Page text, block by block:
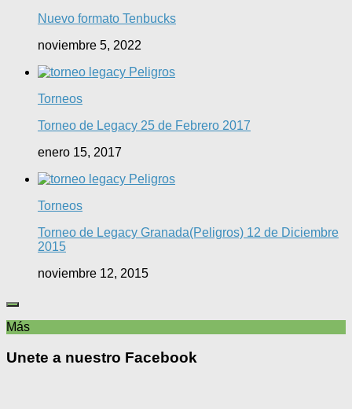
Nuevo formato Tenbucks
noviembre 5, 2022
Torneos
Torneo de Legacy 25 de Febrero 2017
enero 15, 2017
Torneos
Torneo de Legacy Granada(Peligros) 12 de Diciembre
2015
noviembre 12, 2015
Más
Unete a nuestro Facebook